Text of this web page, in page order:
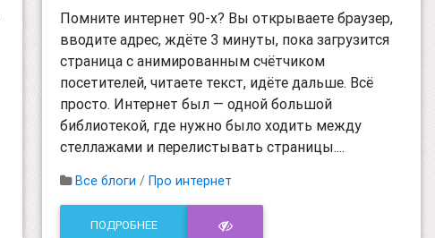
Помните интернет 90-х? Вы открываете браузер,
вводите адрес, ждёте 3 минуты, пока загрузится
страница с анимированным счётчиком
посетителей, читаете текст, идёте дальше. Всё
просто. Интернет был — одной большой
библиотекой, где нужно было ходить между
стеллажами и перелистывать страницы....
Все блоги /Про интернет
ПОДРОБНЕЕ